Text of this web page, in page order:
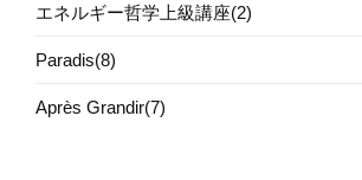
エネルギー哲学上級講座(2)
Paradis(8)
Après Grandir(7)